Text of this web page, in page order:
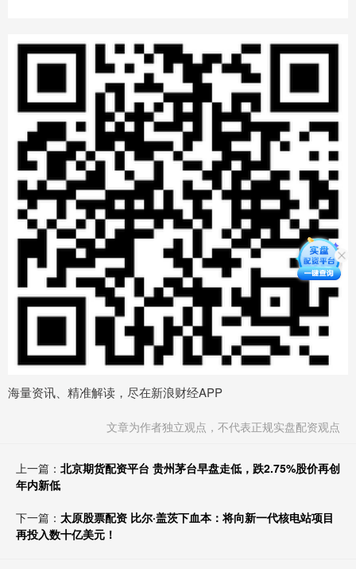
海量资讯、精准解读，尽在新浪财经APP
文章为作者独立观点，不代表正规实盘配资观点
上一篇： 北京期货配资平台 贵州茅台早盘走低，跌2.75%股价再创
年内新低
下一篇： 太原股票配资 比尔·盖茨下血本：将向新一代核电站项目
再投入数十亿美元！